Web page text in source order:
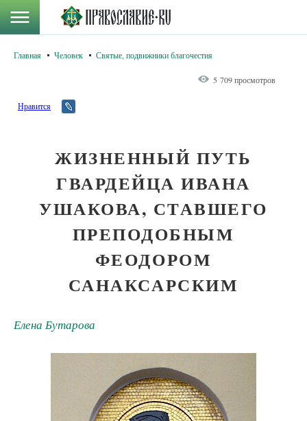
Главная Человек Святые, подвижники благочестия
5 709 просмотров
Нравится
ЖИЗНЕННЫЙ ПУТЬ
ГВАРДЕЙЦА ИВАНА
УШАКОВА, СТАВШЕГО
ПРЕПОДОБНЫМ
ФЕОДОРОМ
САНАКСАРСКИМ
Елена Бутарова